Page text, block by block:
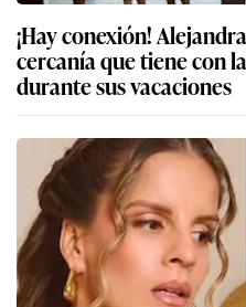
¡Hay conexión!
cercanía que tiene con
durante sus vacaciones